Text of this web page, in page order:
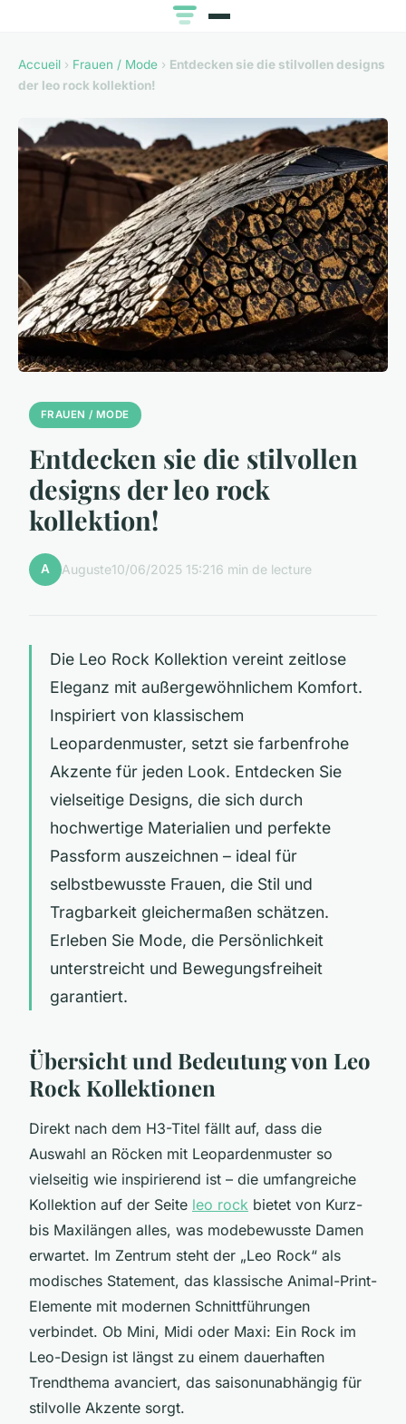
Accueil › Frauen / Mode › Entdecken sie die stilvollen designs
der leo rock kollektion!
FRAUEN / MODE
Entdecken sie die stilvollen
designs der leo rock
kollektion!
A Auguste10/06/2025 15:216 min de lecture
Die Leo Rock Kollektion vereint zeitlose
Eleganz mit außergewöhnlichem Komfort.
Inspiriert von klassischem
Leopardenmuster, setzt sie farbenfrohe
Akzente für jeden Look. Entdecken Sie
vielseitige Designs, die sich durch
hochwertige Materialien und perfekte
Passform auszeichnen – ideal für
selbstbewusste Frauen, die Stil und
Tragbarkeit gleichermaßen schätzen.
Erleben Sie Mode, die Persönlichkeit
unterstreicht und Bewegungsfreiheit
garantiert.
Übersicht und Bedeutung von Leo
Rock Kollektionen
Direkt nach dem H3-Titel fällt auf, dass die
Auswahl an Röcken mit Leopardenmuster so
vielseitig wie inspirierend ist – die umfangreiche
Kollektion auf der Seite leo rock bietet von Kurz-
bis Maxilängen alles, was modebewusste Damen
erwartet. Im Zentrum steht der „Leo Rock“ als
modisches Statement, das klassische Animal-Print-
Elemente mit modernen Schnittführungen
verbindet. Ob Mini, Midi oder Maxi: Ein Rock im
Leo-Design ist längst zu einem dauerhaften
Trendthema avanciert, das saisonunabhängig für
stilvolle Akzente sorgt.